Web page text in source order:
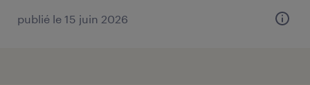
publié le 15 juin 2026